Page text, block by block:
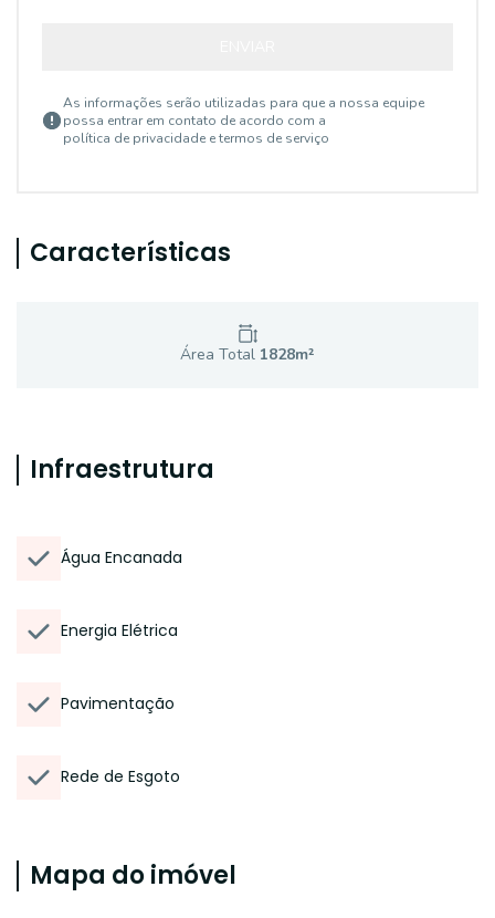
As informações serão utilizadas para que a nossa equipe
possa entrar em contato de acordo com a
política de privacidade e termos de serviço
Características
Área Total 1828m²
Infraestrutura
Água Encanada
Energia Elétrica
Pavimentação
Rede de Esgoto
Mapa do imóvel